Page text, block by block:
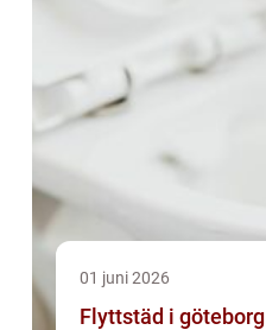
01 juni 2026
Flyttstäd i göteborg så lyckas du utan